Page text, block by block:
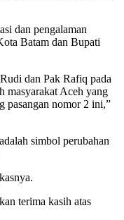
dan pengalaman
Batam dan Bupati
dan Pak Rafiq pada
masyarakat Aceh yang
pasangan nomor 2 ini,”
simbol perubahan
terima kasih atas